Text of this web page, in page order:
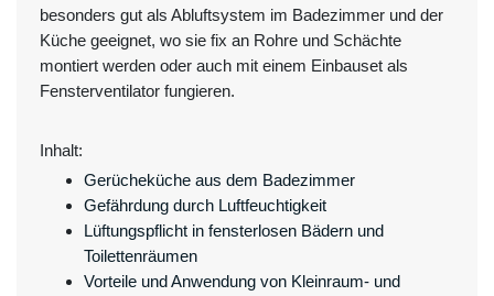
besonders gut als Abluftsystem im Badezimmer und der
Küche geeignet, wo sie fix an Rohre und Schächte
montiert werden oder auch mit einem Einbauset als
Fensterventilator fungieren.
Inhalt:
Gerücheküche aus dem Badezimmer
Gefährdung durch Luftfeuchtigkeit
Lüftungspflicht in fensterlosen Bädern und
Toilettenräumen
Vorteile und Anwendung von Kleinraum- und